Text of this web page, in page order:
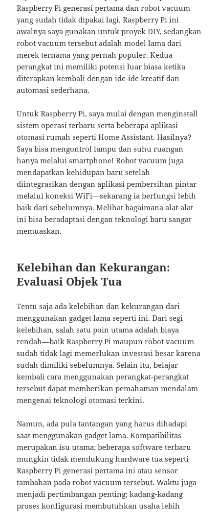
Raspberry Pi generasi pertama dan robot vacuum
yang sudah tidak dipakai lagi. Raspberry Pi ini
awalnya saya gunakan untuk proyek DIY, sedangkan
robot vacuum tersebut adalah model lama dari
merek ternama yang pernah populer. Kedua
perangkat ini memiliki potensi luar biasa ketika
diterapkan kembali dengan ide-ide kreatif dan
automasi sederhana.
Untuk Raspberry Pi, saya mulai dengan menginstall
sistem operasi terbaru serta beberapa aplikasi
otomasi rumah seperti Home Assistant. Hasilnya?
Saya bisa mengontrol lampu dan suhu ruangan
hanya melalui smartphone! Robot vacuum juga
mendapatkan kehidupan baru setelah
diintegrasikan dengan aplikasi pembersihan pintar
melalui koneksi WiFi—sekarang ia berfungsi lebih
baik dari sebelumnya. Melihat bagaimana alat-alat
ini bisa beradaptasi dengan teknologi baru sangat
memuaskan.
Kelebihan dan Kekurangan:
Evaluasi Objek Tua
Tentu saja ada kelebihan dan kekurangan dari
menggunakan gadget lama seperti ini. Dari segi
kelebihan, salah satu poin utama adalah biaya
rendah—baik Raspberry Pi maupun robot vacuum
sudah tidak lagi memerlukan investasi besar karena
sudah dimiliki sebelumnya. Selain itu, belajar
kembali cara menggunakan perangkat-perangkat
tersebut dapat memberikan pemahaman mendalam
mengenai teknologi otomasi terkini.
Namun, ada pula tantangan yang harus dihadapi
saat menggunakan gadget lama. Kompatibilitas
merupakan isu utama; beberapa software terbaru
mungkin tidak mendukung hardware tua seperti
Raspberry Pi generasi pertama ini atau sensor
tambahan pada robot vacuum tersebut. Waktu juga
menjadi pertimbangan penting; kadang-kadang
proses konfigurasi membutuhkan usaha lebih